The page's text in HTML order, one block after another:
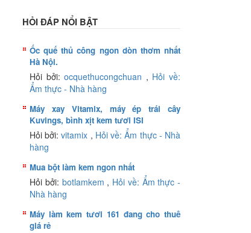
HỎI ĐÁP NỔI BẬT
Ốc quế thủ công ngon dòn thơm nhất
Hà Nội.
Hỏi bởi:ocquethucongchuan , Hỏi về:
Ẩm thực - Nhà hàng
Máy xay Vitamix, máy ép trái cây
Kuvings, bình xịt kem tươi ISI
Hỏi bởi:vitamix , Hỏi về: Ẩm thực - Nhà
hàng
Mua bột làm kem ngon nhất
Hỏi bởi: botlamkem , Hỏi về: Ẩm thực -
Nhà hàng
Máy làm kem tươi 161 đang cho thuê
giá rẻ